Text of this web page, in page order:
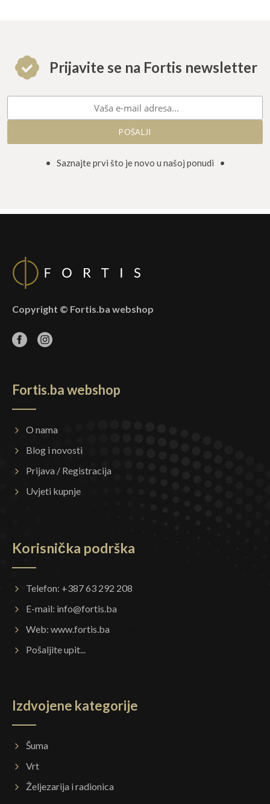
Prijavite se na Fortis newsletter
• Saznajte prvi što je novo u našoj ponudi •
Copyright © Fortis.ba webshop
Fortis.ba webshop
O nama
Blog i novosti
Prijava / Registracija
Uvjeti kupnje
Korisnička podrška
Telefon: +387 63 292 208
E-mail: info@fortis.ba
Web: www.fortis.ba
Pošaljite upit...
Izdvojene kategorije
Šuma
Vrt
Željezarija i radionica